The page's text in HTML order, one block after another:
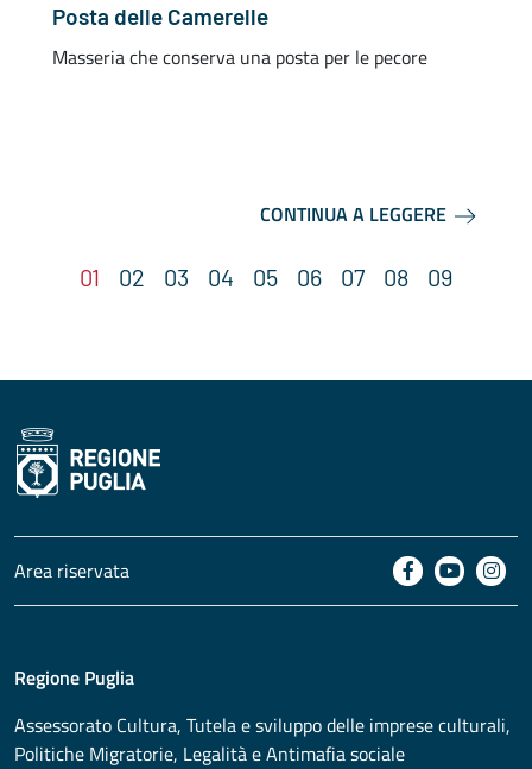
Posta delle Camerelle
Masseria che conserva una posta per le pecore
CONTINUA A LEGGERE
Area riservata
Regione Puglia
Assessorato Cultura, Tutela e sviluppo delle imprese culturali,
Politiche Migratorie, Legalità e Antimafia sociale